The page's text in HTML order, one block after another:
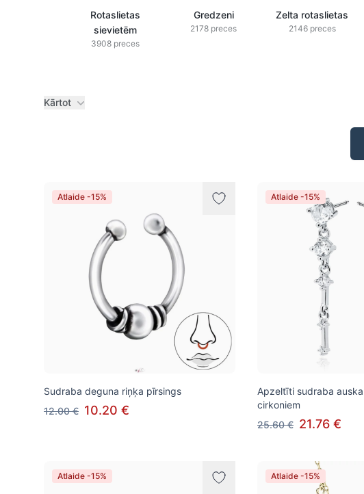
Rotaslietas
sievietēm
3908 preces
Gredzeni
2178 preces
Zelta rotaslietas
2146 preces
Kārtot
Atlaide -15%
Sudraba deguna riņķa pīrsings
12.00 € 10.20 €
Atlaide -15%
Apzeltīti sudraba
cirkoniem
25.60 € 21.76 €
Atlaide -15% Atlaide -15%